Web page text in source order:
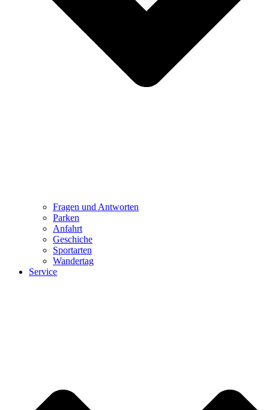
Fragen und Antworten
Parken
Anfahrt
Geschiche
Sportarten
Wandertag
Service